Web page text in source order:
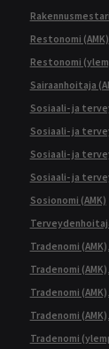
Restonomi (AMK)
Restonomi
Sairaanhoitaja
Sosiaali- ja
Sosiaali- ja
Sosiaali- ja
Sosiaali- ja
Sosionomi (AMK)
Tradenomi
Tradenomi
Tradenomi
Tradenomi
Tradenomi